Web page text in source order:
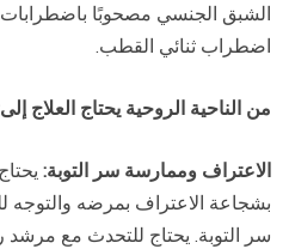
الشبق الجنسي مصحوبًا باضطرابات
اضطراب ثنائي القطب.
من الناحية الروحية يحتاج العلاج إلى
الاعتراف وممارسة سر التوبة:
بشجاعة الاعتراف بمرضه والتوجه
سر التوبة. يحتاج للتحدث مع